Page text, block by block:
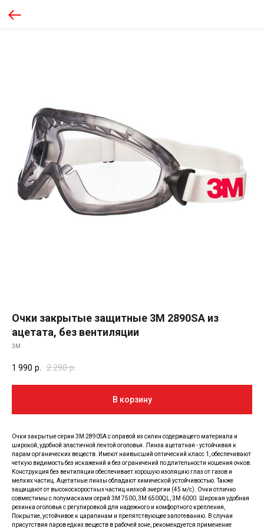
Очки закрытые защитные 3М 2890SA из
ацетата, без вентиляции
3M
1 990 р. 2 290 р.
В корзину
Очки закрытые серии 3М 2890SA с оправой из силин содержащего материала и
широкой, удобной эластичной лентой оголовья. Линза ацетатная - устойчивая к
парам органических веществ. Имеют наивысший оптический класс 1, обеспечивают
четкую видимость без искажений и без ограничений по длительности ношения очков.
Конструкция без вентиляции обеспечивает хорошую изоляцию глаз от газов и
мелких частиц. Ацетатные линзы обладают химической устойчивостью. Также
защищают от высокоскоростных частиц низкой энергии (45 м/с). Очки отлично
совместимы с полумасками серий 3М 7500, 3М 6500QL, 3М 6000. Широкая удобная
резинка оголовья с регулировкой для надежного и комфортного крепления,
Покрытие, устойчивое к царапинам и препятствующее запотеванию. В случаи
присутствия паров едких веществ в рабочей зоне, рекомендуется применение